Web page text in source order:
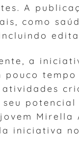
A
como
a
pouco
seu
Mirella
iniciativa